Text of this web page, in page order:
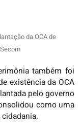
da OCA de
também foi
existência da OCA
pelo governo
como uma